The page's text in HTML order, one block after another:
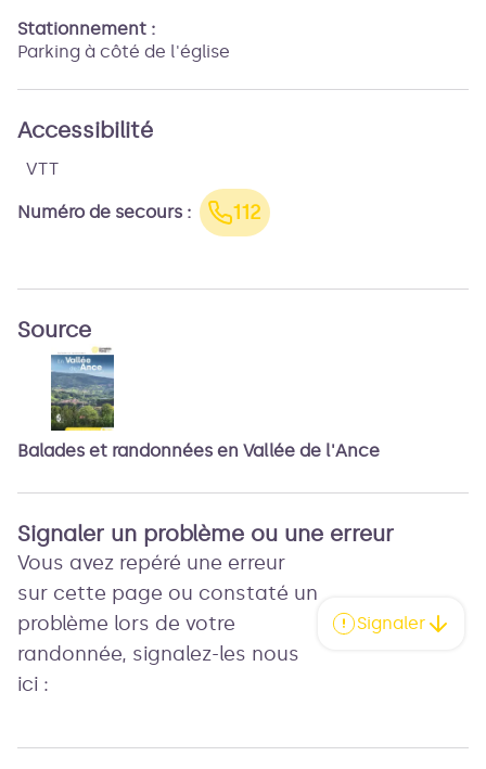
Stationnement :
Parking à côté de l'église
Accessibilité
VTT
Numéro de secours : 112
Source
Balades et randonnées en Vallée de l'Ance
Signaler un problème ou une erreur
Vous avez repéré une erreur
sur cette page ou constaté un
problème lors de votre
randonnée, signalez-les nous
ici :
Signaler